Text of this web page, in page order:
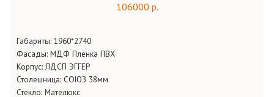
106000 р.
Габариты: 1960*2740
Фасады: МДФ Плёнка ПВХ
Корпус:ЛДСП ЭГГЕР
Столешница: СОЮЗ 38мм
Стекло: Мателюкс